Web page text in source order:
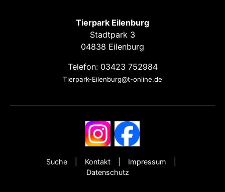
Tierpark Eilenburg
Stadtpark 3
04838 Eilenburg
Telefon: 03423 752984
Tierpark-Eilenburg@t-online.de
Suche Kontakt
Impressum
Datenschutz